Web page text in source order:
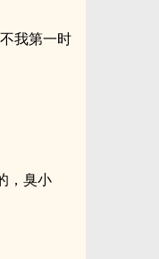
我第一时
，臭小